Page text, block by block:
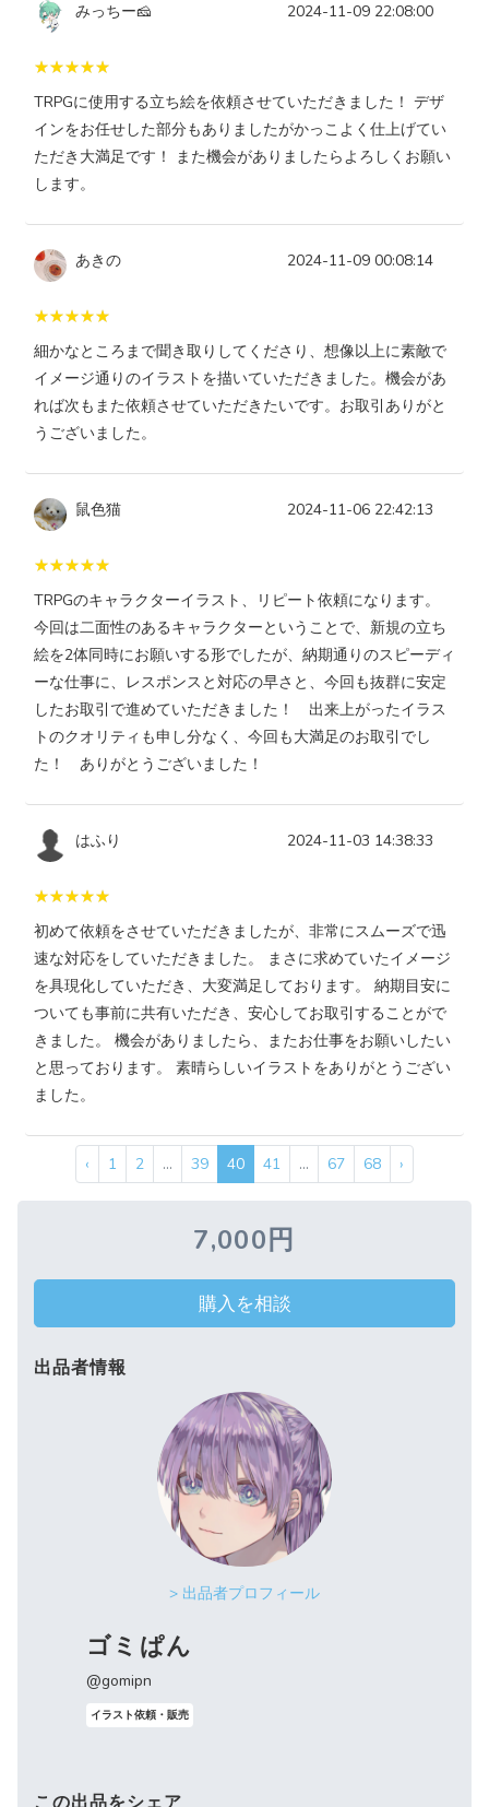
みっちー🧀 2024-11-09 22:08:00
TRPGに使用する立ち絵を依頼させていただきました！ デザ
インをお任せした部分もありましたがかっこよく仕上げてい
ただき大満足です！ また機会がありましたらよろしくお願い
します。
あきの 2024-11-09 00:08:14
細かなところまで聞き取りしてくださり、想像以上に素敵で
イメージ通りのイラストを描いていただきました。機会があ
れば次もまた依頼させていただきたいです。お取引ありがと
うございました。
鼠色猫 2024-11-06 22:42:13
TRPGのキャラクターイラスト、リピート依頼になります。
今回は二面性のあるキャラクターということで、新規の立ち
絵を2体同時にお願いする形でしたが、納期通りのスピーディ
ーな仕事に、レスポンスと対応の早さと、今回も抜群に安定
したお取引で進めていただきました！ 出来上がったイラス
トのクオリティも申し分なく、今回も大満足のお取引でし
た！ ありがとうございました！
はふり 2024-11-03 14:38:33
初めて依頼をさせていただきましたが、非常にスムーズで迅
速な対応をしていただきました。 まさに求めていたイメージ
を具現化していただき、大変満足しております。 納期目安に
ついても事前に共有いただき、安心してお取引することがで
きました。 機会がありましたら、またお仕事をお願いしたい
と思っております。 素晴らしいイラストをありがとうござい
ました。
‹ 1 2 ... 39 40 41 ... 67 68 ›
7,000円
購入を相談
出品者情報
> 出品者プロフィール
ゴミぱん
@gomipn
イラスト依頼・販売